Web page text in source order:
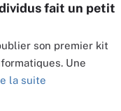
fait un petit
son premier kit
Une
la suite